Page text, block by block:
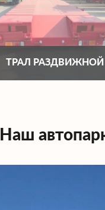
ТРАЛ РАЗДВИЖНОЙ
Наш